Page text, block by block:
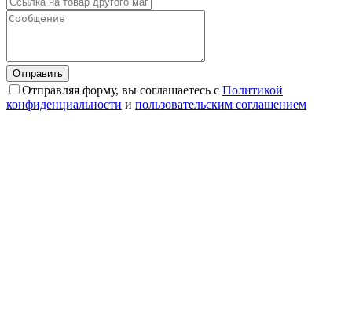
Отправляя форму, вы соглашаетесь с Политикой
конфиденциальности и пользовательским соглашением